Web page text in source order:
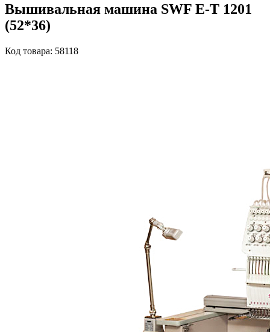
Вышивальная машина SWF E-T 1201
(52*36)
Код товара: 58118